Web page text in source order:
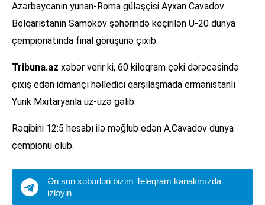
Azərbaycanın yunan-Roma güləşçisi Ayxan Cavadov
Bolqarıstanın Samokov şəhərində keçirilən U-20 dünya
çempionatında final görüşünə çıxıb.
Tribuna.az xəbər verir ki, 60 kiloqram çəki dərəcəsində
çıxış edən idmançı həlledici qarşılaşmada ermənistanlı
Yurik Mxitaryanla üz-üzə gəlib.
Rəqibini 12:5 hesabı ilə məğlub edən A.Cavadov dünya
çempionu olub.
Ən son xəbərləri bizim Teleqram kanalımızda
izləyin